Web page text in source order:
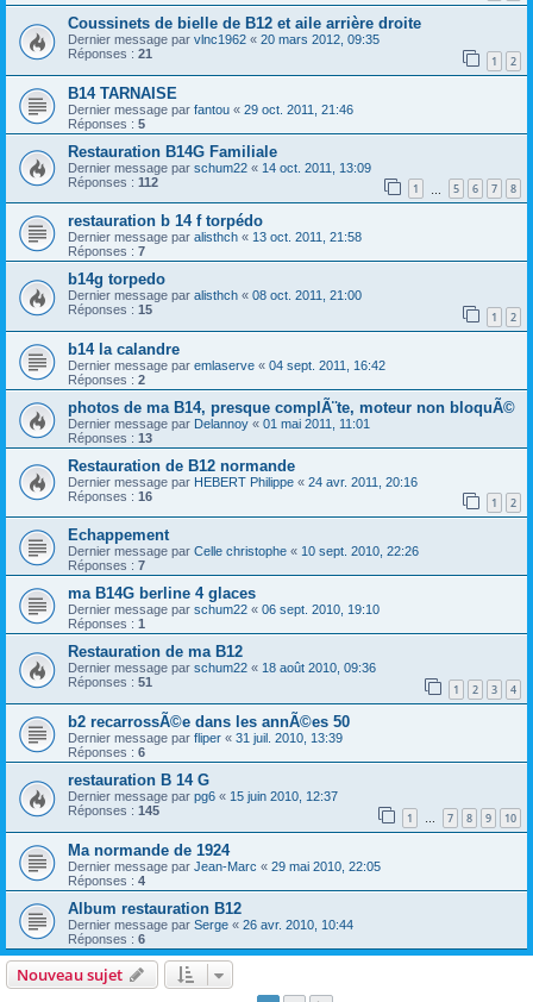
Coussinets de bielle de B12 et aile arrière droite
Dernier message par vlnc1962 « 20 mars 2012, 09:35
Réponses : 21 1 2
B14 TARNAISE
Dernier message par fantou « 29 oct. 2011, 21:46
Réponses : 5
Restauration B14G Familiale
Dernier message par schum22 « 14 oct. 2011, 13:09
Réponses : 112 1 5 6 7 8
restauration b 14 f torpédo
Dernier message par alisthch « 13 oct. 2011, 21:58
Réponses : 7
b14g torpedo
Dernier message par alisthch « 08 oct. 2011, 21:00
Réponses : 15 1 2
b14 la calandre
Dernier message par emlaserve « 04 sept. 2011, 16:42
Réponses : 2
photos de ma B14, presque complÃ¨te, moteur non bloquÃ©
Dernier message par Delannoy « 01 mai 2011, 11:01
Réponses : 13
Restauration de B12 normande
Dernier message par HEBERT Philippe « 24 avr. 2011, 20:16
Réponses : 16 1 2
Echappement
Dernier message par Celle christophe « 10 sept. 2010, 22:26
Réponses : 7
ma B14G berline 4 glaces
Dernier message par schum22 « 06 sept. 2010, 19:10
Réponses : 1
Restauration de ma B12
Dernier message par schum22 « 18 août 2010, 09:36
Réponses : 51 1 2 3 4
b2 recarrossÃ©e dans les annÃ©es 50
Dernier message par fliper « 31 juil. 2010, 13:39
Réponses : 6
restauration B 14 G
Dernier message par pg6 « 15 juin 2010, 12:37
Réponses : 145 1 … 7 8 9 10
Ma normande de 1924
Dernier message par Jean-Marc « 29 mai 2010, 22:05
Réponses : 4
Album restauration B12
Dernier message par Serge « 26 avr. 2010, 10:44
Réponses : 6
Nouveau sujet